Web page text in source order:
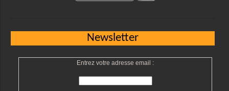
Newsletter
Entrez votre adresse email :